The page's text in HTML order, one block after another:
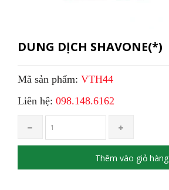
DUNG DỊCH SHAVONE(*)
Mã sản phẩm: VTH44
Liên hệ: 098.148.6162
Thêm vào giỏ hàng